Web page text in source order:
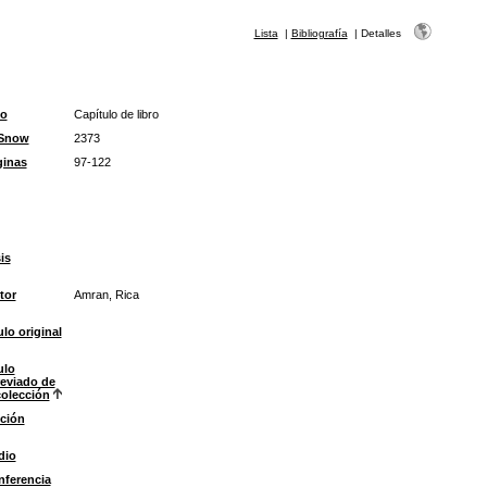
Lista | Bibliografía | Detalles
Capítulo de libro
2373
97-122
Amran, Rica
original
de